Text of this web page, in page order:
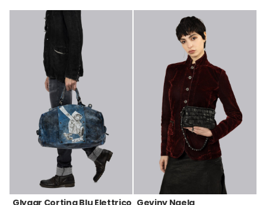
Glygar Cortina Blu Elettrico Geviny Naela